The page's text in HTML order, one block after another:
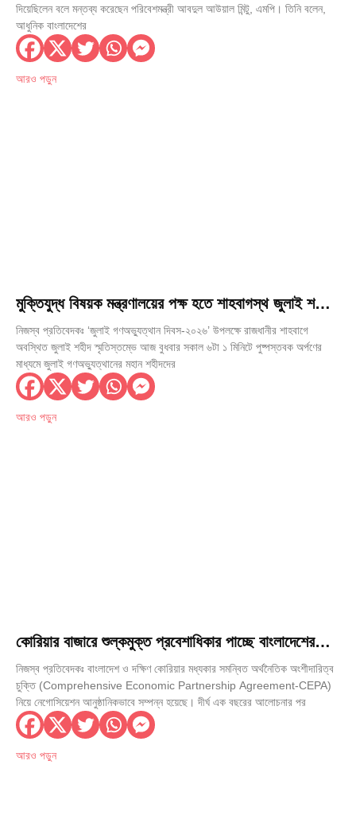
দিয়েছিলেন বলে মন্তব্য করেছেন পরিবেশমন্ত্রী আবদুল আউয়াল মিন্টু, এমপি। তিনি বলেন,
আধুনিক বাংলাদেশের
আরও পড়ুন
মুক্তিযুদ্ধ বিষয়ক মন্ত্রণালয়ের পক্ষ হতে শাহবাগস্থ জুলাই শহীদ
স্মৃতিস্তম্ভে পুষ্পস্তবক অর্পণ
নিজস্ব প্রতিবেদকঃ ‘জুলাই গণঅভ্যুত্থান দিবস-২০২৬’ উপলক্ষে রাজধানীর শাহবাগে
অবস্থিত জুলাই শহীদ স্মৃতিস্তম্ভে আজ বুধবার সকাল ৬টা ১ মিনিটে পুষ্পস্তবক অর্পণের
মাধ্যমে জুলাই গণঅভ্যুত্থানের মহান শহীদদের
আরও পড়ুন
কোরিয়ার বাজারে শুল্কমুক্ত প্রবেশাধিকার পাচ্ছে বাংলাদেশের
৮৪২৮ পণ্য
নিজস্ব প্রতিবেদকঃ বাংলাদেশ ও দক্ষিণ কোরিয়ার মধ্যকার সমন্বিত অর্থনৈতিক অংশীদারিত্ব
চুক্তি (Comprehensive Economic Partnership Agreement-CEPA)
নিয়ে নেগোসিয়েশন আনুষ্ঠানিকভাবে সম্পন্ন হয়েছে। দীর্ঘ এক বছরের আলোচনার পর
আরও পড়ুন